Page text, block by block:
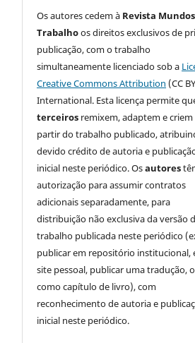
Os autores cedem à Revista
Trabalhoos direitos exclusivos de
publicação, com o trabalho
simultaneamente licenciado sob a
Creative Commons Attribution (CC
International. Esta licença permite
terceiros remixem, adaptem e criem
partir do trabalho publicado,
devido crédito de autoria e
inicial neste periódico. Osautores
autorização para assumir contratos
adicionais separadamente, para
distribuição não exclusiva da versão
trabalho publicada neste periódico
publicar em repositório institucional,
site pessoal, publicar uma tradução,
como capítulo de livro), com
reconhecimento de autoria e
inicial neste periódico.